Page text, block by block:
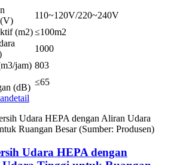
110~120V/220~240V
(m2)≤100m2
1000
jam) 803
(dB)
≤65
detail
Udara HEPA dengan